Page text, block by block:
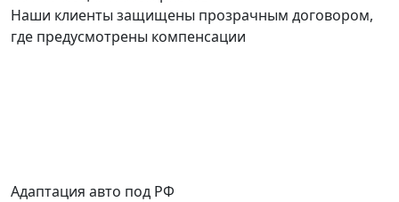
Наши клиенты защищены прозрачным договором,
где предусмотрены компенсации
Адаптация авто под РФ